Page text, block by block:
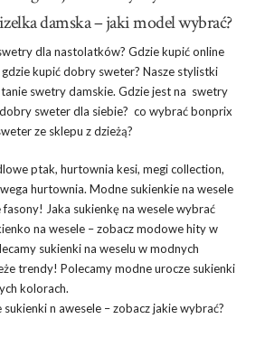
damska – jaki model wybrać?
dla nastolatków? Gdzie kupić online
kupić dobry sweter? Nasze stylistki
swetry damskie. Gdzie jest na swetry
sweter dla siebie? co wybrać bonprix
ze sklepu z dzieżą?
ptak, hurtownia kesi, megi collection,
hurtownia. Modne sukienkie na wesele
Jaka sukienkę na wesele wybrać
na wesele – zobacz modowe hity w
sukienki na weselu w modnych
trendy! Polecamy modne urocze sukienki
kolorach.
n awesele – zobacz jakie wybrać?